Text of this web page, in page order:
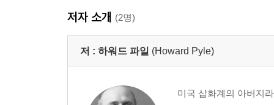
제2장 로빈 후드와 윌 스칼렛
제3장 물방앗간지기 미지와 나눈 즐거운 모험
제2장 파운틴 수도원의 탁발수사
저자 소개 (2명)
저 : 하워드 파일 (Howard Pyle)
미국 삽화계의 아버지